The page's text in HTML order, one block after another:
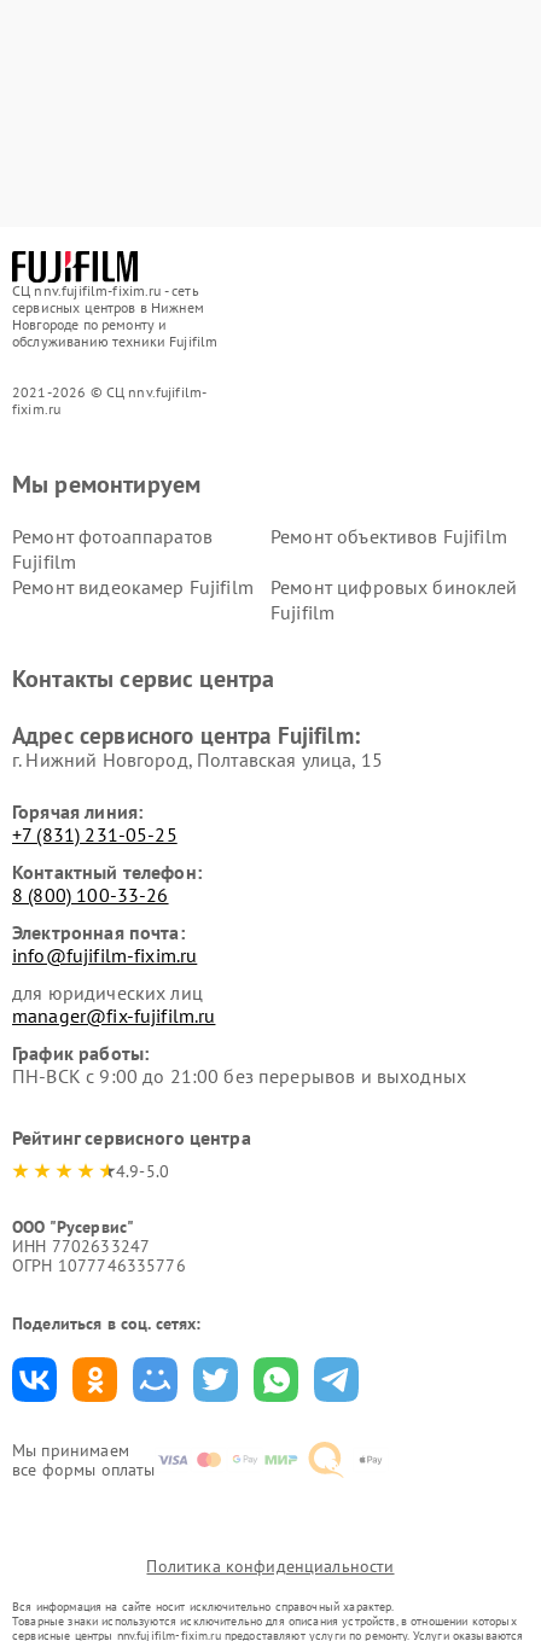
СЦ nnv.fujifilm-fixim.ru - сеть
сервисных центров в Нижнем
Новгороде по ремонту и
обслуживанию техники Fujifilm
2021-2026 © СЦ nnv.fujifilm-
fixim.ru
Мы принимаем
все формы оплаты
Мы ремонтируем
Ремонт фотоаппаратов
Fujifilm
Ремонт объективов Fujifilm
Ремонт видеокамер Fujifilm
Ремонт цифровых биноклей
Fujifilm
Контакты сервис центра
Адрес сервисного центра Fujifilm:
г. Нижний Новгород, Полтавская улица, 15
Горячая линия:
+7 (831) 231-05-25
Контактный телефон:
8 (800) 100-33-26
Электронная почта:
info@fujifilm-fixim.ru
для юридических лиц
manager@fix-fujifilm.ru
График работы:
ПН-ВСК с 9:00 до 21:00 без перерывов и выходных
Рейтинг сервисного центра
4.9-5.0
ООО "Русервис"
ИНН 7702633247
ОГРН 1077746335776
Поделиться в соц. сетях:
Политика конфиденциальности
Вся информация на сайте носит исключительно справочный характер.
Товарные знаки используются исключительно для описания устройств, в отношении которых
сервисные центры nnv.fujifilm-fixim.ru предоставляют услуги по ремонту. Услуги оказываются